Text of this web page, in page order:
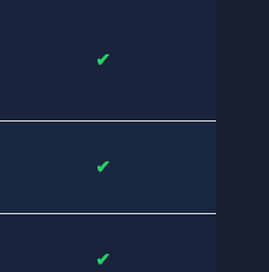
✔
✔
✔